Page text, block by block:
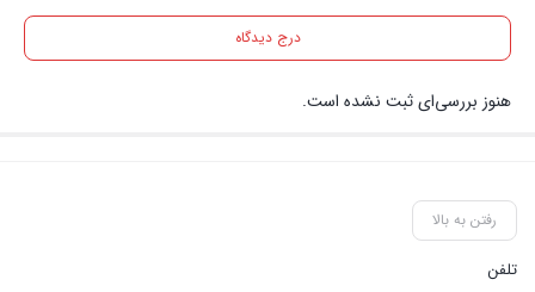
درج دیدگاه
هنوز بررسی‌ای ثبت نشده است.
رفتن به بالا
تلفن